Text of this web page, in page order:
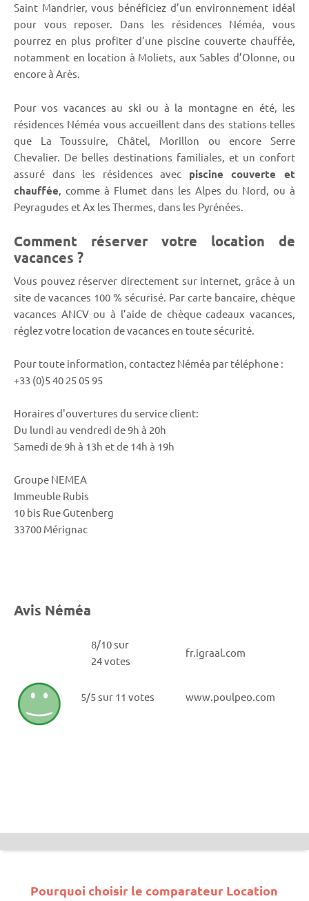
Saint Mandrier, vous bénéficiez d’un environnement idéal
pour vous reposer. Dans les résidences Néméa, vous
pourrez en plus profiter d’une piscine couverte chauffée,
notamment en location à Moliets, aux Sables d’Olonne, ou
encore à Arès.
Pour vos vacances au ski ou à la montagne en été, les
résidences Néméa vous accueillent dans des stations telles
que La Toussuire, Châtel, Morillon ou encore Serre
Chevalier. De belles destinations familiales, et un confort
assuré dans les résidences avec piscine couverte et
chauffée, comme à Flumet dans les Alpes du Nord, ou à
Peyragudes et Ax les Thermes, dans les Pyrénées.
Comment réserver votre location de
vacances ?
Vous pouvez réserver directement sur internet, grâce à un
site de vacances 100 % sécurisé. Par carte bancaire, chèque
vacances ANCV ou à l’aide de chèque cadeaux vacances,
réglez votre location de vacances en toute sécurité.
Pour toute information, contactez Néméa par téléphone :
+33 (0)5 40 25 05 95
Horaires d'ouvertures du service client:
Du lundi au vendredi de 9h à 20h
Samedi de 9h à 13h et de 14h à 19h
Groupe NEMEA
Immeuble Rubis
10 bis Rue Gutenberg
33700 Mérignac
Avis Néméa
8/10 sur
24 votes
fr.igraal.com
5/5 sur 11 votes www.poulpeo.com
Pourquoi choisir le comparateur Location